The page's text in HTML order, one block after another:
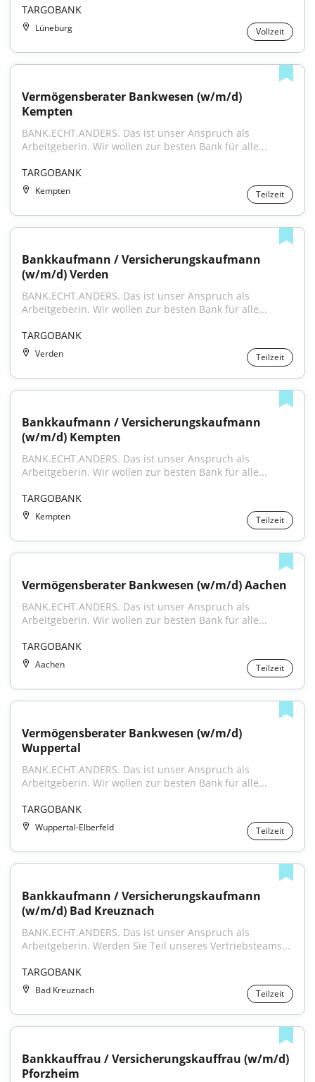
TARGOBANK
Lüneburg Vollzeit
Vermögensberater Bankwesen (w/m/d)
Kempten
BANK.ECHT.ANDERS. Das ist unser Anspruch als
Arbeitgeberin. Wir wollen zur besten Bank für alle...
TARGOBANK
Kempten Teilzeit
Bankkaufmann / Versicherungskaufmann
(w/m/d) Verden
BANK.ECHT.ANDERS. Das ist unser Anspruch als
Arbeitgeberin. Wir wollen zur besten Bank für alle...
TARGOBANK
Verden Teilzeit
Bankkaufmann / Versicherungskaufmann
(w/m/d) Kempten
BANK.ECHT.ANDERS. Das ist unser Anspruch als
Arbeitgeberin. Wir wollen zur besten Bank für alle...
TARGOBANK
Kempten Teilzeit
Vermögensberater Bankwesen (w/m/d) Aachen
BANK.ECHT.ANDERS. Das ist unser Anspruch als
Arbeitgeberin. Wir wollen zur besten Bank für alle...
TARGOBANK
Aachen Teilzeit
Vermögensberater Bankwesen (w/m/d)
Wuppertal
BANK.ECHT.ANDERS. Das ist unser Anspruch als
Arbeitgeberin. Wir wollen zur besten Bank für alle...
TARGOBANK
Wuppertal-Elberfeld Teilzeit
Bankkaufmann / Versicherungskaufmann
(w/m/d) Bad Kreuznach
BANK.ECHT.ANDERS. Das ist unser Anspruch als
Arbeitgeberin. Werden Sie Teil unseres Vertriebsteams...
TARGOBANK
Bad Kreuznach Teilzeit
Bankkauffrau / Versicherungskauffrau (w/m/d)
Pforzheim